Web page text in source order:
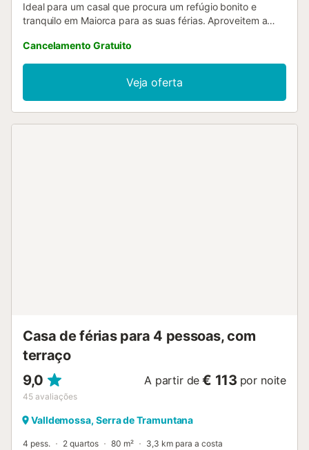
Ideal para um casal que procura um refúgio bonito e
tranquilo em Maiorca para as suas férias. Aproveitem a
e explorar a beleza natural da região. A proximidade ao
mar permite desfrutar de passeios e atividades ao ar livre,
enquanto as vistas para o porto criam um ambiente único
e especial. A partir de 1 de julho de 2016, o governo das
Ilhas Baleares introduziu um imposto turístico (Ecotaxa)
Cancelamento Gratuito
Veja oferta
Casa de férias para 4 pessoas, com
terraço
9,0
45 avaliações
A partir de € 113 por noite
Valldemossa, Serra de Tramuntana
4 pess. 2 quartos 80 m² 3,3 km para a costa